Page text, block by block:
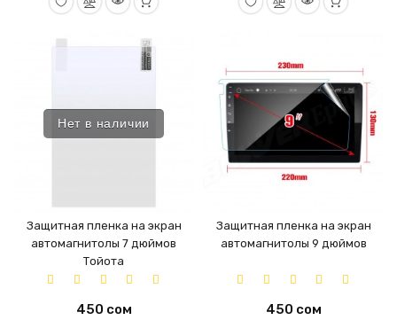
Нет в наличии
Защитная пленка на экран
автомагнитолы 7 дюймов
Тойота
450 сом
Защитная пленка на экран
автомагнитолы 9 дюймов
450 сом